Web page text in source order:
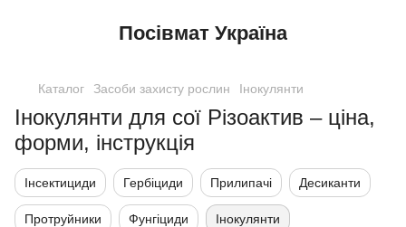
Посівмат Україна
Каталог Засоби захисту рослин Інокулянти
Інокулянти для сої Різоактив – ціна,
форми, інструкція
Інсектициди Гербіциди Прилипачі Десиканти
Протруйники Фунгіциди Інокулянти